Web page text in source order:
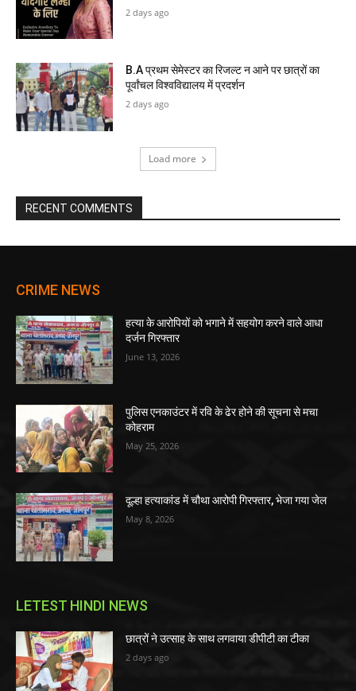
2 days ago
B.A प्रथम सेमेस्टर का रिजल्ट न आने पर छात्रों का
पूर्वांचल विश्वविद्यालय में प्रदर्शन
2 days ago
Load more
RECENT COMMENTS
CRIME NEWS
हत्या के आरोपियों को भगाने में सहयोग करने वाले आधा
दर्जन गिरफ्तार
June 13, 2026
पुलिस एनकाउंटर में रवि के ढेर होने की सूचना से मचा
कोहराम
May 25, 2026
दूल्हा हत्याकांड में चौथा आरोपी गिरफ्तार, भेजा गया जेल
May 8, 2026
LETEST HINDI NEWS
छात्रों ने उत्साह के साथ लगवाया डीपीटी का टीका
2 days ago